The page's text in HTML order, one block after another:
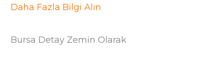
Daha Fazla Bilgi Alın
Bursa Detay Zemin Olarak